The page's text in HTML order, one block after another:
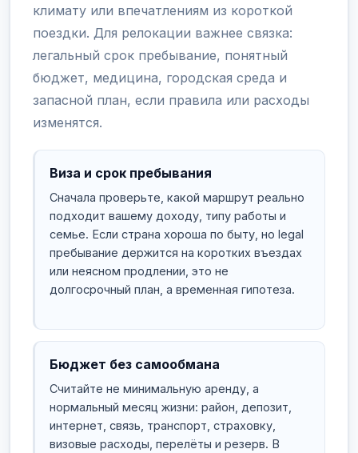
климату или впечатлениям из короткой
поездки. Для релокации важнее связка:
легальный срок пребывание, понятный
бюджет, медицина, городская среда и
запасной план, если правила или расходы
изменятся.
Виза и срок пребывания
Сначала проверьте, какой маршрут реально
подходит вашему доходу, типу работы и
семье. Если страна хороша по быту, но legal
пребывание держится на коротких въездах
или неясном продлении, это не
долгосрочный план, а временная гипотеза.
Бюджет без самообмана
Считайте не минимальную аренду, а
нормальный месяц жизни: район, депозит,
интернет, связь, транспорт, страховку,
визовые расходы, перелёты и резерв. В